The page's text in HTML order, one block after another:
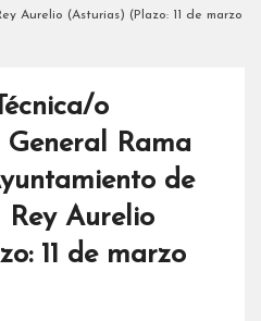
Aurelio (Asturias) (Plazo: 11 de marzo
o
Rama
de
Aurelio
11 de marzo